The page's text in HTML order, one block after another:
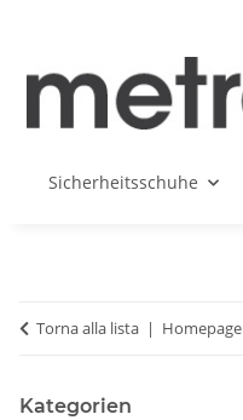
Sicherheitsschuhe
Torna alla lista Homepage
Kategorien